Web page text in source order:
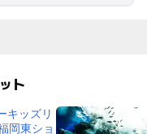
・フラワーパー
ト